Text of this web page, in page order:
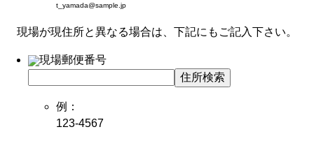
t_yamada@sample.jp
現場が現住所と異なる場合は、下記にもご記入下さい。
現場郵便番号
住所検索
例：
123-4567